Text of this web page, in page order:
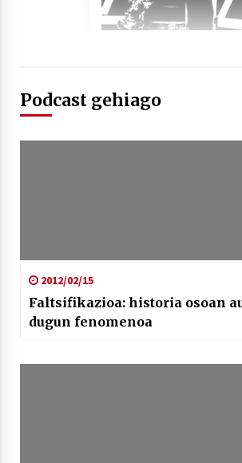
Arrosaren laburpen
2021/06/30
Podcast gehiago
2012/02/15
Faltsifikazioa: historia osoan
dugun fenomenoa